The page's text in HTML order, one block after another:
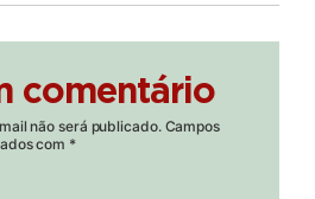
comentário
não será publicado. Campos
com *